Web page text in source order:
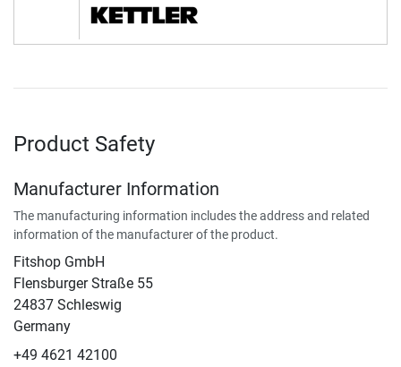
Product Safety
Manufacturer Information
The manufacturing information includes the address and related
information of the manufacturer of the product.
Fitshop GmbH
Flensburger Straße 55
24837 Schleswig
Germany
+49 4621 42100